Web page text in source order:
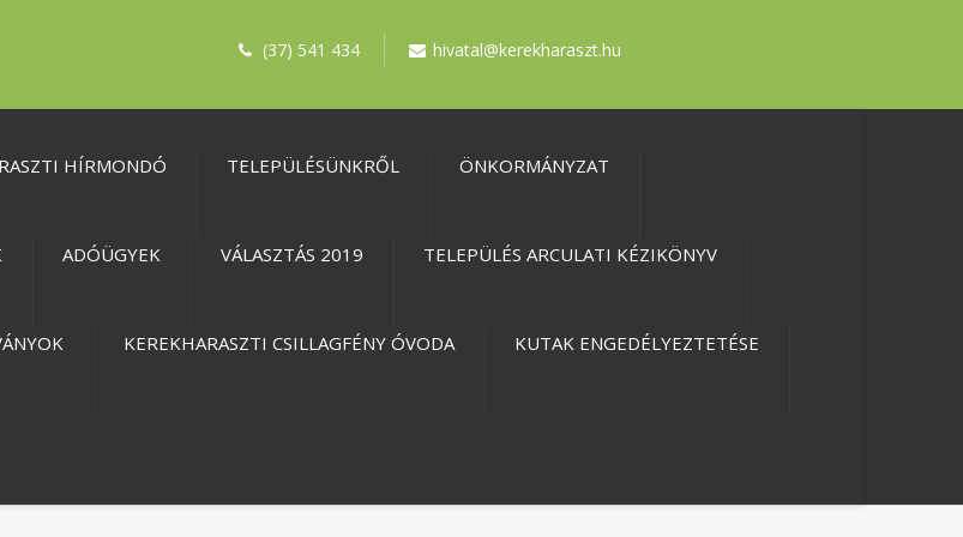
(37) 541 434 hivatal@kerekharaszt.hu
HÍRMONDÓ TELEPÜLÉSÜNKRŐL ÖNKORMÁNYZAT
ADÓÜGYEK VÁLASZTÁS 2019 TELEPÜLÉS ARCULATI KÉZIKÖNYV
KEREKHARASZTI CSILLAGFÉNY ÓVODA KUTAK ENGEDÉLYEZTETÉSE